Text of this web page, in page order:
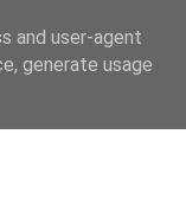
and user-agent
generate usage